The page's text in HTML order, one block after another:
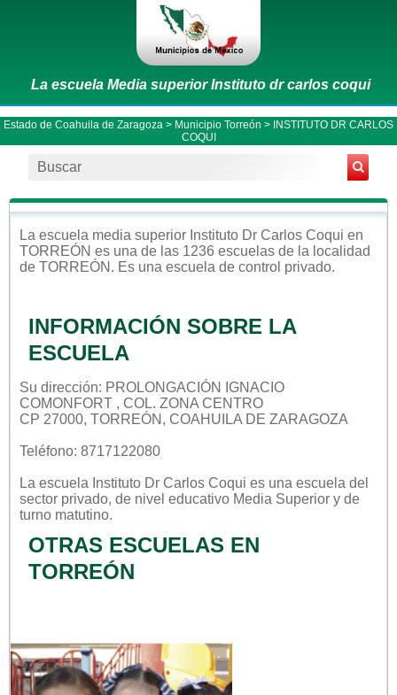
La escuela Media superior Instituto dr carlos coqui
Estado de Coahuila de Zaragoza > Municipio Torreón > INSTITUTO DR CARLOS
COQUI
La escuela media superior Instituto Dr Carlos Coqui en
TORREÓN es una de las 1236 escuelas de la localidad
de TORREÓN . Es una escuela de control privado.
INFORMACIÓN SOBRE LA
ESCUELA
Su dirección: PROLONGACIÓN IGNACIO
COMONFORT , COL. ZONA CENTRO
CP 27000, TORREÓN, COAHUILA DE ZARAGOZA
Teléfono: 8717122080
La escuela Instituto Dr Carlos Coqui es una escuela del
sector privado, de nivel educativo Media Superior y de
turno matutino.
OTRAS ESCUELAS EN
TORREÓN